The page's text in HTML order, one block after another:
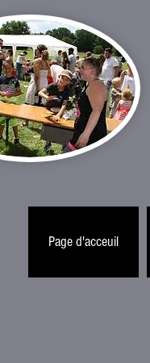
Page d'acceuil